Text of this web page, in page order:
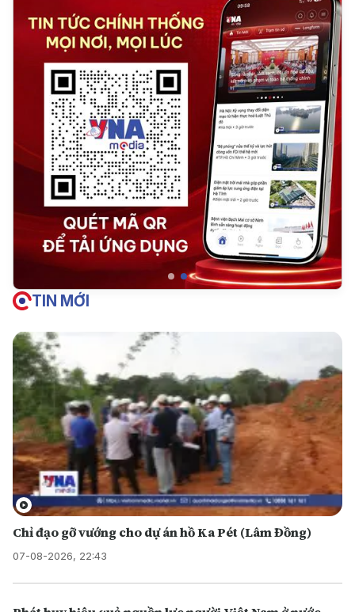
TIN MỚI
Chỉ đạo gỡ vướng cho dự án hồ Ka Pét (Lâm Đồng)
07-08-2026, 22:43